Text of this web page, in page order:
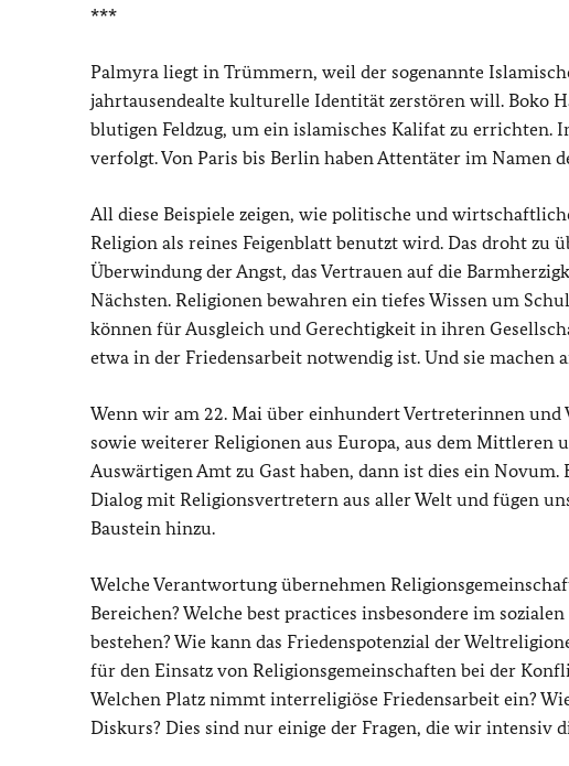
***
Palmyra liegt in Trümmern, weil der sogenannte
jahrtausendealte kulturelle Identität zerstören will. Boko
blutigen Feldzug, um ein islamisches Kalifat zu
verfolgt. Von Paris bis Berlin haben Attentäter im Namen
All diese Beispiele zeigen, wie politische und
Religion als reines Feigenblatt benutzt wird. Das droht zu
Überwindung der Angst, das Vertrauen auf die
Nächsten. Religionen bewahren ein tiefes Wissen um
können für Ausgleich und Gerechtigkeit in ihren
etwa in der Friedensarbeit notwendig ist. Und sie machen
Wenn wir am 22. Mai über einhundert Vertreterinnen und
sowie weiterer Religionen aus Europa, aus dem Mittleren
Auswärtigen Amt zu Gast haben, dann ist dies ein
Dialog mit Religionsvertretern aus aller Welt und fügen
Baustein hinzu.
Welche Verantwortung übernehmen
Bereichen? Welche best practices insbesondere im
bestehen? Wie kann das Friedenspotenzial der
für den Einsatz von Religionsgemeinschaften bei der
Welchen Platz nimmt interreligiöse Friedensarbeit ein?
Diskurs? Dies sind nur einige der Fragen, die wir intensiv